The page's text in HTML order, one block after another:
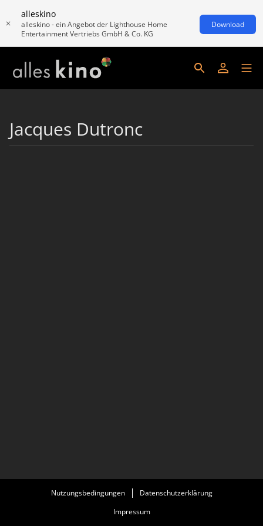
alleskino
alleskino - ein Angebot der Lighthouse Home
Entertainment Vertriebs GmbH & Co. KG
Download
Jacques Dutronc
Nutzungsbedingungen
Datenschutzerklärung
Impressum